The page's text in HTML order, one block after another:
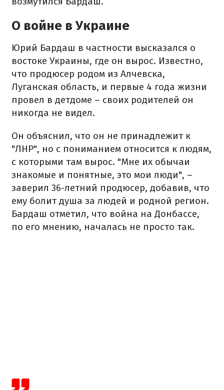
О войне в Украине
Юрий Бардаш в частности высказался о
востоке Украины, где он вырос. Известно,
что продюсер родом из Алчевска,
Луганская область, и первые 4 года жизни
провел в детдоме – своих родителей он
никогда не видел.
Он объяснил, что он не принадлежит к
"ЛНР", но с пониманием относится к людям,
с которыми там вырос. "Мне их обычаи
знакомые и понятные, это мои люди", –
заверил 36-летний продюсер, добавив, что
ему болит душа за людей и родной регион.
Бардаш отметил, что война на Донбассе,
по его мнению, началась не просто так.